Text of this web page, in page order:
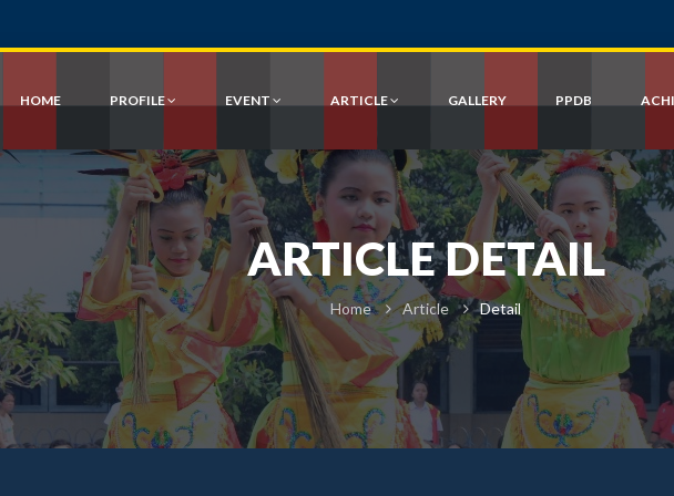
HOME PROFILE EVENT ARTICLE GALLERY PPDB
ARTICLE DETAIL
Home Article Detail